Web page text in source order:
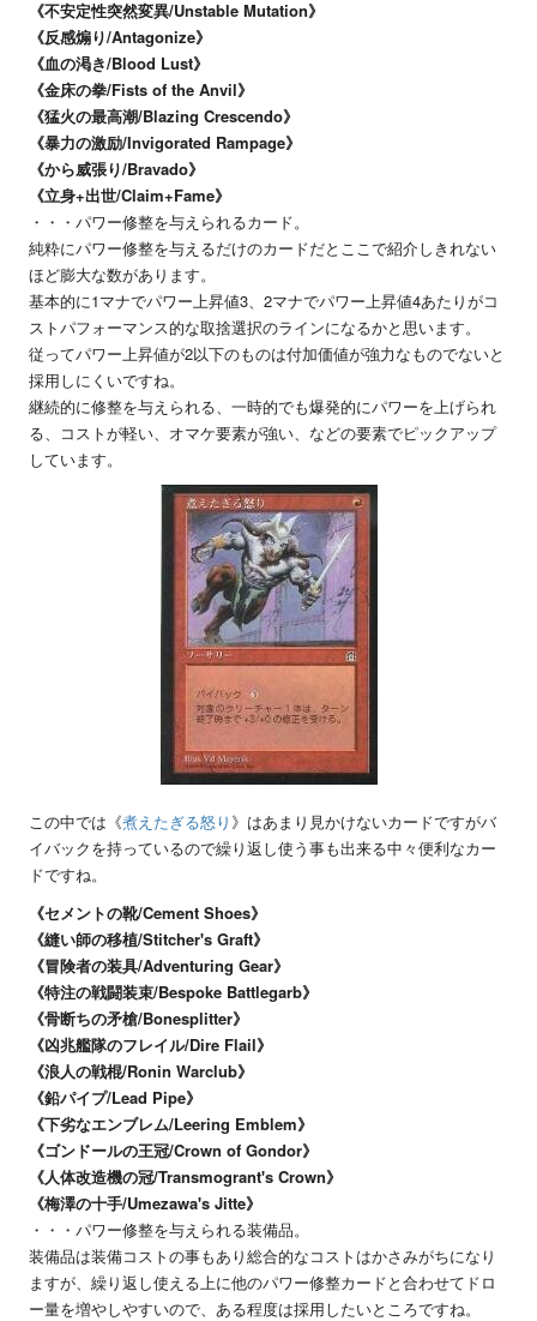
《不安定性突然変異/Unstable Mutation》
《反感煽り/Antagonize》
《血の渇き/Blood Lust》
《金床の拳/Fists of the Anvil》
《猛火の最高潮/Blazing Crescendo》
《暴力の激励/Invigorated Rampage》
《から威張り/Bravado》
《立身+出世/Claim+Fame》
・・・パワー修整を与えられるカード。
純粋にパワー修整を与えるだけのカードだとここで紹介しきれない
ほど膨大な数があります。
基本的に1マナでパワー上昇値3、2マナでパワー上昇値4あたりがコ
ストパフォーマンス的な取捨選択のラインになるかと思います。
従ってパワー上昇値が2以下のものは付加価値が強力なものでないと
採用しにくいですね。
継続的に修整を与えられる、一時的でも爆発的にパワーを上げられ
る、コストが軽い、オマケ要素が強い、などの要素でピックアップ
しています。
この中では《煮えたぎる怒り 》はあまり見かけないカードですがバ
イバックを持っているので繰り返し使う事も出来る中々便利なカー
ドですね。
《セメントの靴/Cement Shoes》
《縫い師の移植/Stitcher's Graft》
《冒険者の装具/Adventuring Gear》
《特注の戦闘装束/Bespoke Battlegarb》
《骨断ちの矛槍/Bonesplitter》
《凶兆艦隊のフレイル/Dire Flail》
《浪人の戦棍/Ronin Warclub》
《鉛パイプ/Lead Pipe》
《下劣なエンブレム/Leering Emblem》
《ゴンドールの王冠/Crown of Gondor》
《人体改造機の冠/Transmogrant's Crown》
《梅澤の十手/Umezawa's Jitte》
・・・パワー修整を与えられる装備品。
装備品は装備コストの事もあり総合的なコストはかさみがちになり
ますが、繰り返し使える上に他のパワー修整カードと合わせてドロ
ー量を増やしやすいので、ある程度は採用したいところですね。